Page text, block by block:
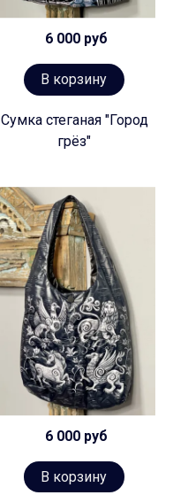
6 000 руб
В корзину
Сумка стеганая "Город
грёз"
6 000 руб
В корзину